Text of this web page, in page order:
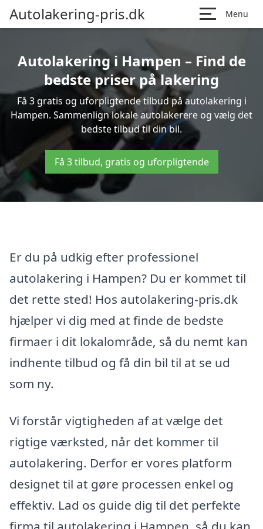
Autolakering-pris.dk Menu
Autolakering i Hampen – Find de
bedste priser på lakering
Få 3 gratis og uforpligtende tilbud på autolakering i
Hampen. Sammenlign lokale autolakerere og vælg det
bedste tilbud til din bil.
Få 3 tilbud, gratis og uforpligtende
Er du på udkig efter professionel
autolakering i Hampen? Du er kommet til
det rette sted! Hos autolakering-pris.dk
hjælper vi dig med at finde de bedste
firmaer i dit lokalområde, så du nemt kan
indhente tilbud og få din bil til at se ud
som ny.
Vi forstår vigtigheden af at vælge det
rigtige værksted, når det kommer til
autolakering. Derfor er vores platform
designet til at gøre processen enkel og
effektiv. Lad os guide dig til det perfekte